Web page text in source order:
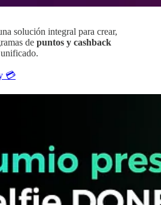
solución integral para crear,
de puntos y cashback
💳